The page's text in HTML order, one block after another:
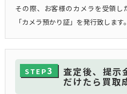
その際、お客様のカメラを受領し
「カメラ預かり証」を発行致します。
STEP3
査定後、提示
だけたら買取